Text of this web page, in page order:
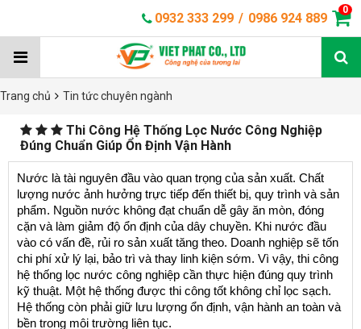
0932 333 299 / 0986 924 889
0
Trang chủ Tin tức chuyên ngành
Thi Công Hệ Thống Lọc Nước Công Nghiệp
Đúng Chuẩn Giúp Ổn Định Vận Hành
Nước là tài nguyên đầu vào quan trọng của sản xuất. Chất
lượng nước ảnh hưởng trực tiếp đến thiết bị, quy trình và sản
phẩm. Nguồn nước không đạt chuẩn dễ gây ăn mòn, đóng
cặn và làm giảm độ ổn định của dây chuyền. Khi nước đầu
vào có vấn đề, rủi ro sản xuất tăng theo. Doanh nghiệp sẽ tốn
chi phí xử lý lại, bảo trì và thay linh kiện sớm. Vì vậy, thi công
hệ thống lọc nước công nghiệp cần thực hiện đúng quy trình
kỹ thuật. Một hệ thống được thi công tốt không chỉ lọc sạch.
Hệ thống còn phải giữ lưu lượng ổn định, vận hành an toàn và
bền trong môi trường liên tục.